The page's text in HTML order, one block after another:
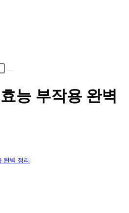
능 부작용 완벽
완벽 정리